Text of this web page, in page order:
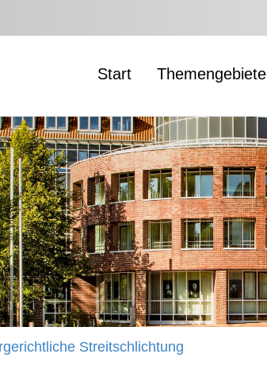
Start Themengebiete
Streitschlichtung